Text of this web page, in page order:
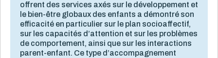
offrent des services axés sur le développement et
le bien-être globaux des enfants a démontré son
efficacité en particulier sur le plan socioaffectif,
sur les capacités d’attention et sur les problèmes
de comportement, ainsi que sur les interactions
parent-enfant. Ce type d’accompagnement